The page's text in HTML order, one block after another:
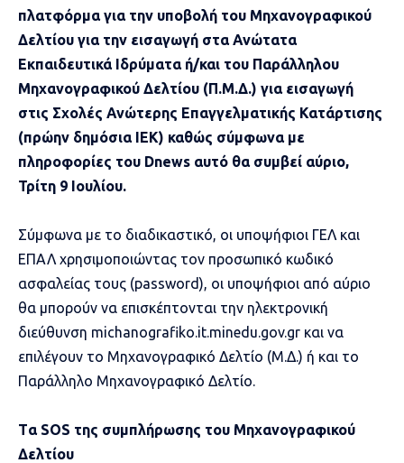
πλατφόρμα για την υποβολή του Μηχανογραφικού
Δελτίου για την εισαγωγή στα Ανώτατα
Εκπαιδευτικά Ιδρύματα ή/και του Παράλληλου
Μηχανογραφικού Δελτίου (Π.Μ.Δ.) για εισαγωγή
στις Σχολές Ανώτερης Επαγγελματικής Κατάρτισης
(πρώην δημόσια ΙΕΚ) καθώς σύμφωνα με
πληροφορίες του Dnews αυτό θα συμβεί αύριο,
Τρίτη 9 Ιουλίου.
Σύμφωνα με το διαδικαστικό, οι υποψήφιοι ΓΕΛ και
ΕΠΑΛ χρησιμοποιώντας τον προσωπικό κωδικό
ασφαλείας τους (password), οι υποψήφιοι από αύριο
θα μπορούν να επισκέπτονται την ηλεκτρονική
διεύθυνση michanografiko.it.minedu.gov.gr και να
επιλέγουν το Μηχανογραφικό Δελτίο (Μ.Δ.) ή και το
Παράλληλο Μηχανογραφικό Δελτίο.
Tα SOS της συμπλήρωσης του Μηχανογραφικού
Δελτίου